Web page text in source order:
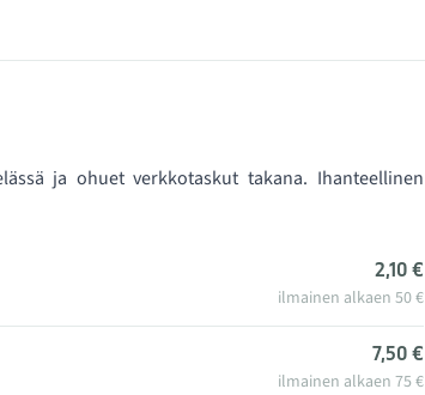
ja ohuet verkkotaskut takana. Ihanteellinen
2,10 €
ilmainen alkaen 50 €
7,50 €
ilmainen alkaen 75 €